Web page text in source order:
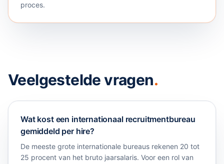
proces.
Veelgestelde vragen.
Wat kost een internationaal recruitmentbureau
gemiddeld per hire?
De meeste grote internationale bureaus rekenen 20 tot
25 procent van het bruto jaarsalaris. Voor een rol van